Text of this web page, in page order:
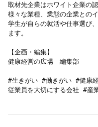
取材先企業はホワイト企業の
様々な業種、業態の企業との
学生が自らの就活や仕事選び
ます。
【企画・編集】
健康経営の広場　編集部
#生きがい #働きがい #健康
従業員を大切にする会社 #産